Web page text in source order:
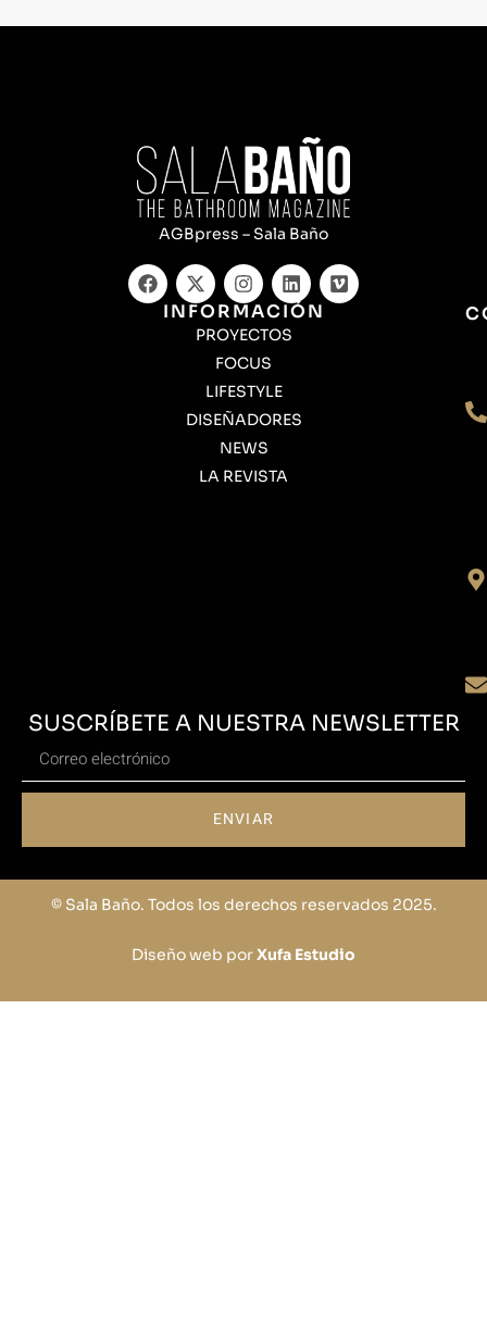
AGBpress – Sala Baño
INFORMACIÓN
PROYECTOS
FOCUS
LIFESTYLE
DISEÑADORES
NEWS
LA REVISTA
SUSCRÍBETE A NUESTRA NEWSLETTER
ENVIAR
© Sala Baño. Todos los derechos reservados 2025.
Diseño web porXufa Estudio